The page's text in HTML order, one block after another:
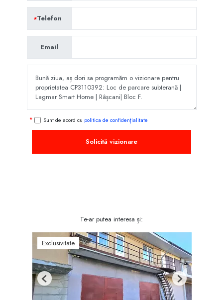
Telefon
Email
Sunt de acord cu politica de confidențialitate
Solicită vizionare
Te-ar putea interesa și:
Exclusivitate
Previous Next